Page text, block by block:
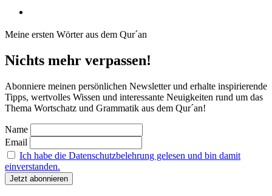
Meine ersten Wörter aus dem Qur´an
Nichts mehr verpassen!
Abonniere meinen persönlichen Newsletter und erhalte inspirierende
Tipps, wertvolles Wissen und interessante Neuigkeiten rund um das
Thema Wortschatz und Grammatik aus dem Qur´an!
Name
Email
Ich habe die Datenschutzbelehrung gelesen und bin damit
einverstanden.